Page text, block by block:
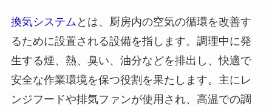
換気システム とは、厨房内の空気の循環を改善す
るために設置される設備を指します。調理中に発
生する煙、熱、臭い、油分などを排出し、快適で
安全な作業環境を保つ役割を果たします。主にレ
ンジフードや排気ファンが使用され、高温での調